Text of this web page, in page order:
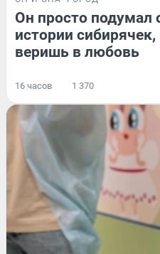
Он просто подумал
истории
веришь в любовь
16 часов 1 370